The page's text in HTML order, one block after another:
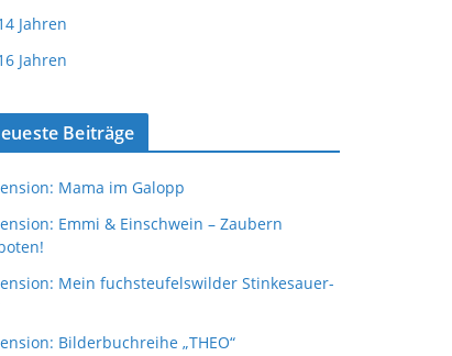
Jahren
Jahren
Beiträge
Mama im Galopp
Emmi & Einschwein – Zaubern
Mein fuchsteufelswilder Stinkesauer-
Bilderbuchreihe „THEO“